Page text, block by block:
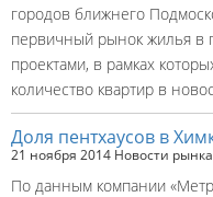
городов ближнего
первичный рынок жилья в
проектами, в рамках
количество квартир в
Доля пентхаусов в
21 ноября 2014 Новости
По данным компании